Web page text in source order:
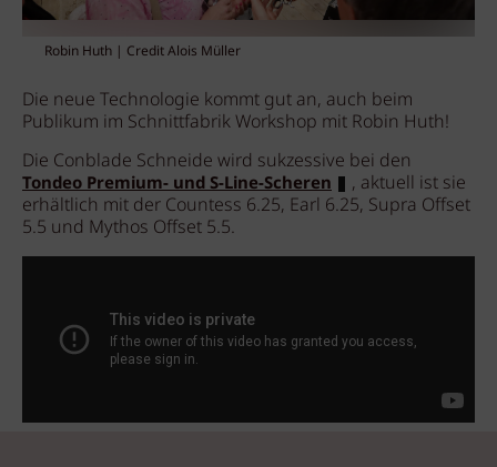
Robin Huth | Credit Alois Müller
Die neue Technologie kommt gut an, auch beim
Publikum im Schnittfabrik Workshop mit Robin Huth!
Die Conblade Schneide wird sukzessive bei den
Tondeo Premium- und S-Line-Scheren
, aktuell ist sie
erhältlich mit der Countess 6.25, Earl 6.25, Supra Offset
5.5 und Mythos Offset 5.5.